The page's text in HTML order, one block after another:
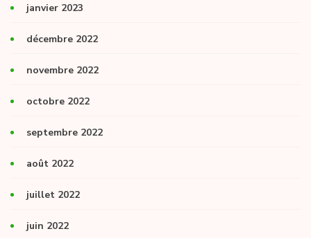
janvier 2023
décembre 2022
novembre 2022
octobre 2022
septembre 2022
août 2022
juillet 2022
juin 2022